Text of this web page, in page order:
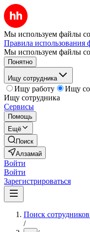
Мы используем файлы
Правила использования
Мы используем файлы
Понятно
Ищу сотрудника
Ищу работу
Ищу
Ищу сотрудника
Сервисы
Помощь
Ещё
Поиск
Алзамай
Войти
Войти
Зарегистрироваться
Поиск
/